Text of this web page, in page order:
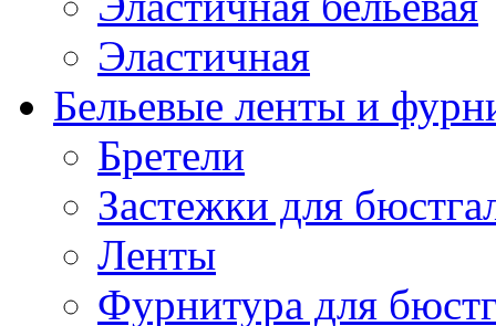
Эластичная
Бельевые ленты и
Бретели
Застежки для
Ленты
Фурнитура для